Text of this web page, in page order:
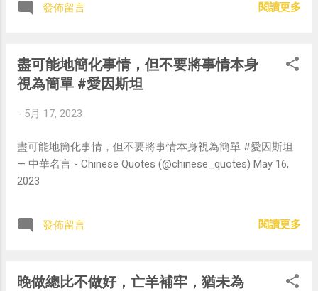
發佈留言 閱讀更多
盡可能地簡化事情，但不要將事情本身
視為簡單 #愛因斯坦
- 5月 17, 2023
盡可能地簡化事情，但不要將事情本身視為簡單 #愛因斯坦
— 中華名言 - Chinese Quotes (@chinese_quotes) May 16,
2023
發佈留言 閱讀更多
晚做總比不做好，亡羊補牢，猶未為